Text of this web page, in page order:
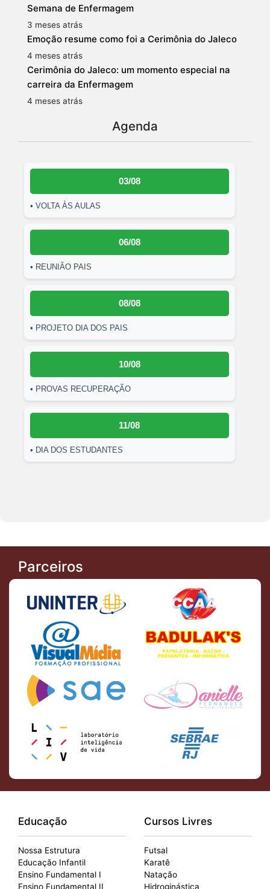
Semana de Enfermagem
3 meses atrás
Emoção resume como foi a Cerimônia do Jaleco
4 meses atrás
Cerimônia do Jaleco: um momento especial na
carreira da Enfermagem
4 meses atrás
Agenda
03/08
• VOLTA ÀS AULAS
06/08
• REUNIÃO PAIS
08/08
• PROJETO DIA DOS PAIS
10/08
• PROVAS RECUPERAÇÃO
11/08
• DIA DOS ESTUDANTES
Parceiros
Educação
Nossa Estrutura
Educação Infantil
Ensino Fundamental I
Ensino Fundamental II
Cursos Livres
Futsal
Karatê
Natação
Hidroginástica